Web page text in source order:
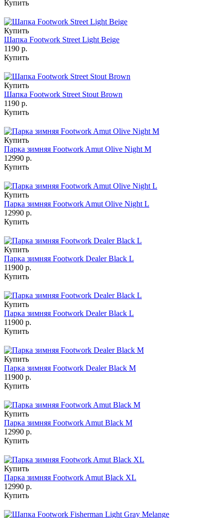
Купить
Купить
Шапка Footwork Street Light Beige
1190 р.
Купить
Купить
Шапка Footwork Street Stout Brown
1190 р.
Купить
Купить
Парка зимняя Footwork Amut Olive Night M
12990 р.
Купить
Купить
Парка зимняя Footwork Amut Olive Night L
12990 р.
Купить
Купить
Парка зимняя Footwork Dealer Black L
11900 р.
Купить
Купить
Парка зимняя Footwork Dealer Black L
11900 р.
Купить
Купить
Парка зимняя Footwork Dealer Black M
11900 р.
Купить
Купить
Парка зимняя Footwork Amut Black M
12990 р.
Купить
Купить
Парка зимняя Footwork Amut Black XL
12990 р.
Купить